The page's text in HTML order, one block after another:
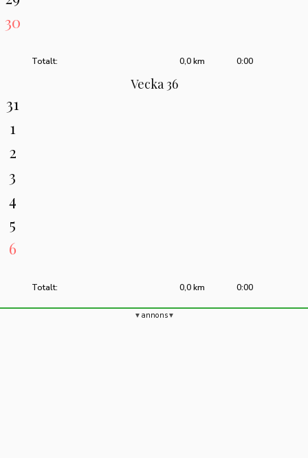
30
Totalt: 0:00
0,0 km
Vecka 36
31
1
2
3
4
5
6
Totalt: 0:00
0,0 km
annons